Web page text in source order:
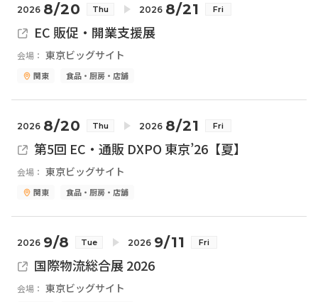
2026 8/20 Thu 2026 8/21 Fri
EC 販促・開業支援展
会場： 東京ビッグサイト
関東 食品・厨房・店舗
2026 8/20 Thu 2026 8/21 Fri
第5回 EC・通販 DXPO 東京’26【夏】
会場： 東京ビッグサイト
関東 食品・厨房・店舗
2026 9/8 Tue 2026 9/11 Fri
国際物流総合展 2026
会場： 東京ビッグサイト